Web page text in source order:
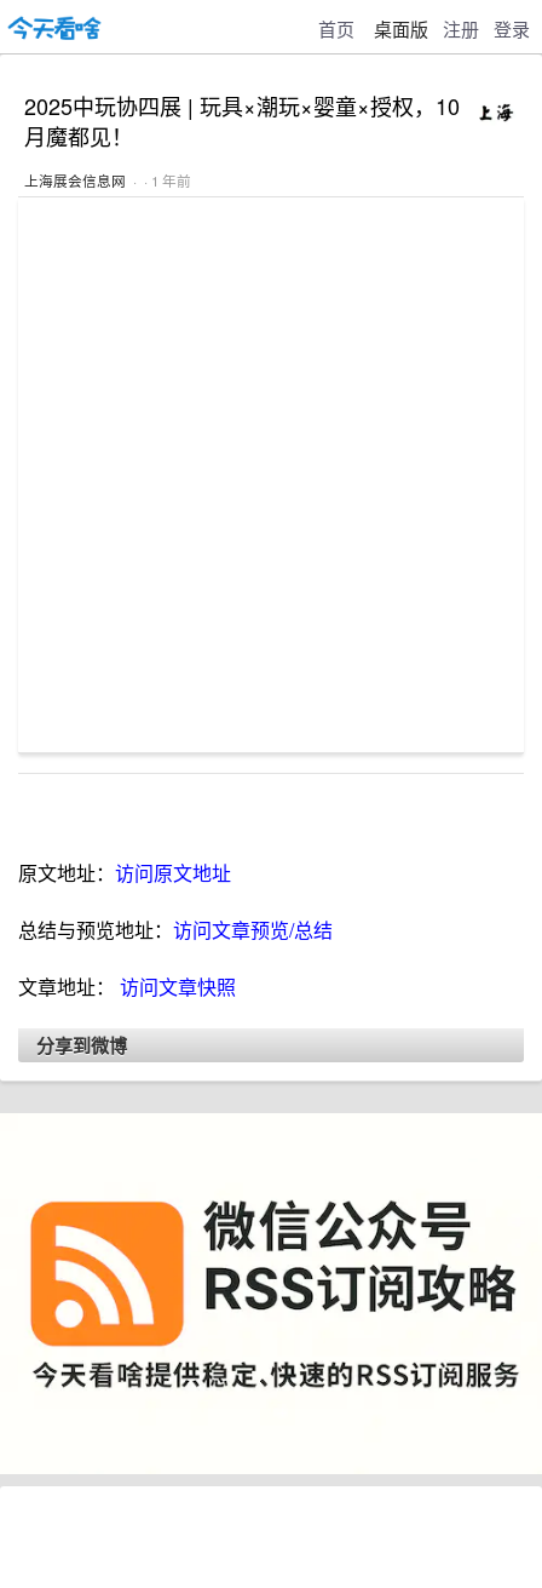
首页 桌面版 注册 登录
2025中玩协四展 | 玩具×潮玩×婴童×授权，10
月魔都见！
上海展会信息网 · · 1 年前
原文地址： 访问原文地址
总结与预览地址： 访问文章预览/总结
文章地址： 访问文章快照
分享到微博